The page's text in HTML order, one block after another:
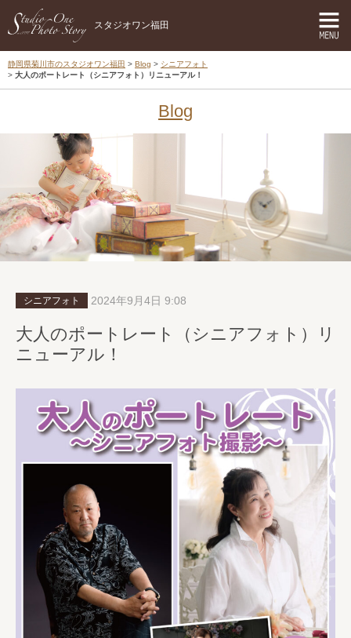
スタジオワン福田
静岡県菊川市のスタジオワン福田 Blog
シニアフォト
大人のポートレート（シニアフォト）リニューアル！
Blog
シニアフォト 2024年9月4日 9:08
大人のポートレート（シニアフォト）リ
ニューアル！